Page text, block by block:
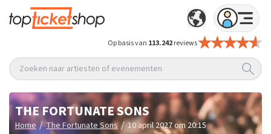
Op basis van 113.242reviews
Zoeken naar artiesten of evenementen
THE FORTUNATE SONS
Home / The Fortunate Sons / 10 april 2027 om 20:15